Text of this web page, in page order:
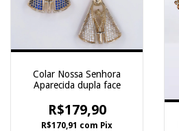
Colar Nossa Senhora
Aparecida dupla face
R$179,90
R$170,91 com Pix